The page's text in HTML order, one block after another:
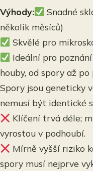
Výhody:
Snadné
několik měsíců)
Skvělé pro
Ideální pro
houby, od spory až po
Spory jsou
nemusí být identické
Klíčení trvá déle;
vyrostou v podhoubí.
Mírně vyšší riziko
spory musí nejprve